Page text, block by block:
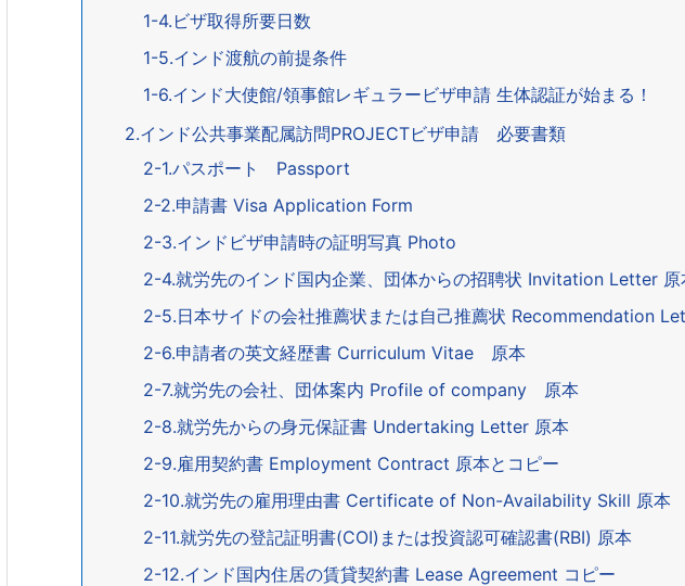
1-4.ビザ取得所要日数
1-5.インド渡航の前提条件
1-6.インド大使館/領事館レギュラービザ申請 生体認証が始まる！
2.インド公共事業配属訪問PROJECTビザ申請 必要書類
2-1.パスポート Passport
2-2.申請書 Visa Application Form
2-3.インドビザ申請時の証明写真 Photo
2-4.就労先のインド国内企業、団体からの招聘状 Invitation Letter 原
2-5.日本サイドの会社推薦状または自己推薦状 Recommendation
2-6.申請者の英文経歴書 Curriculum Vitae 原本
2-7.就労先の会社、団体案内 Profile of company 原本
2-8.就労先からの身元保証書 Undertaking Letter 原本
2-9.雇用契約書 Employment Contract 原本とコピー
2-10.就労先の雇用理由書 Certificate of Non-Availability Skill 原本
2-11.就労先の登記証明書(COI)または投資認可確認書(RBI) 原本
2-12.インド国内住居の賃貸契約書 Lease Agreement コピー